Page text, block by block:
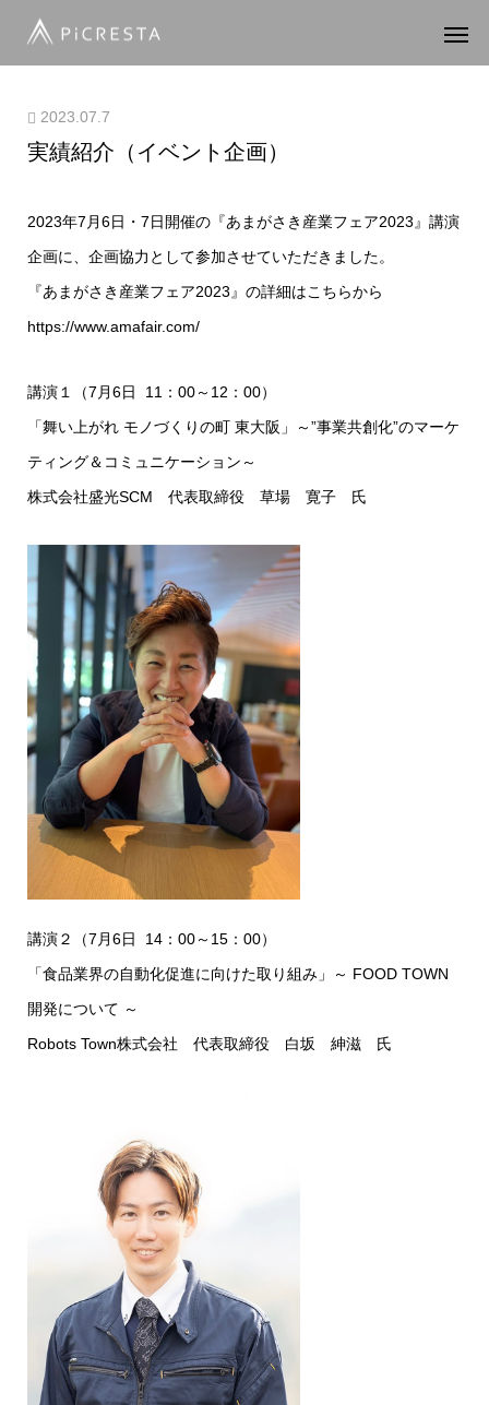
2023.07.7
実績紹介（イベント企画）
2023年7月6日・7日開催の『あまがさき産業フェア2023』講演
企画に、企画協力として参加させていただきました。
『あまがさき産業フェア2023』の詳細はこちらから
https://www.amafair.com/
講演１（7月6日 11：00～12：00）
「舞い上がれ モノづくりの町 東大阪」～”事業共創化”のマーケ
ティング＆コミュニケーション～
株式会社盛光SCM 代表取締役 草場 寛子 氏
講演２（7月6日 14：00～15：00）
「食品業界の自動化促進に向けた取り組み」～ FOOD TOWN
開発について ～
Robots Town株式会社 代表取締役 白坂 紳滋 氏